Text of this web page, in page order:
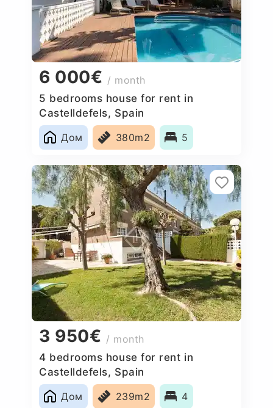
6 000€ / month
5 bedrooms house for rent in
Castelldefels, Spain
Дом
380m2 5
3 950€ / month
4 bedrooms house for rent in
Castelldefels, Spain
Дом
239m2 4